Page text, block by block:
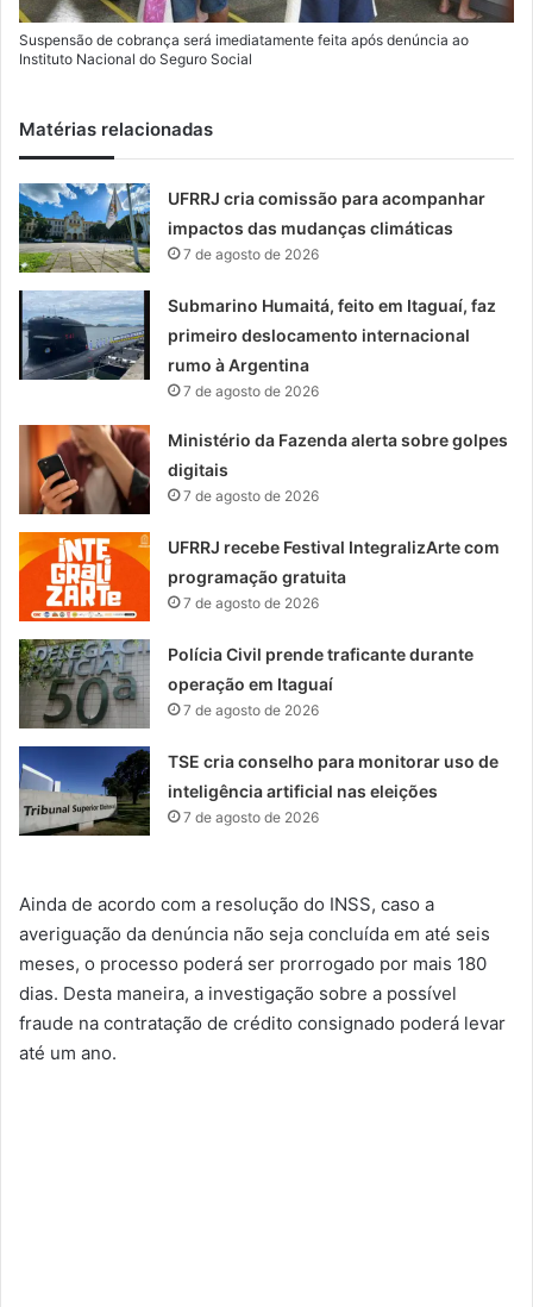
Suspensão de cobrança será imediatamente feita após denúncia ao
Instituto Nacional do Seguro Social
Matérias relacionadas
UFRRJ cria comissão para acompanhar
impactos das mudanças climáticas
7 de agosto de 2026
Submarino Humaitá, feito em Itaguaí, faz
primeiro deslocamento internacional
rumo à Argentina
7 de agosto de 2026
Ministério da Fazenda alerta sobre golpes
digitais
7 de agosto de 2026
UFRRJ recebe Festival IntegralizArte com
programação gratuita
7 de agosto de 2026
Polícia Civil prende traficante durante
operação em Itaguaí
7 de agosto de 2026
TSE cria conselho para monitorar uso de
inteligência artificial nas eleições
7 de agosto de 2026
Ainda de acordo com a resolução do INSS, caso a
averiguação da denúncia não seja concluída em até seis
meses, o processo poderá ser prorrogado por mais 180
dias. Desta maneira, a investigação sobre a possível
fraude na contratação de crédito consignado poderá levar
até um ano.